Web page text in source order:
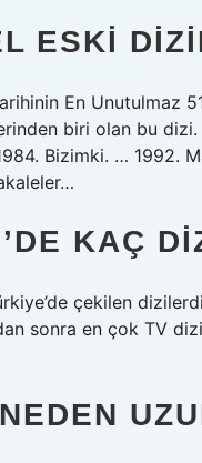
ESKI
En Unutulmaz
biri olan bu
Bizimki. … 1992.
KAÇ
çekilen
sonra en çok TV